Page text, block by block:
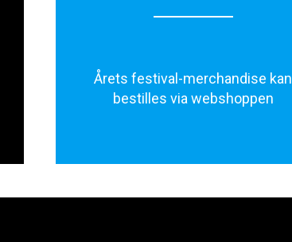
Årets festival-merchandise kan
bestilles via webshoppen